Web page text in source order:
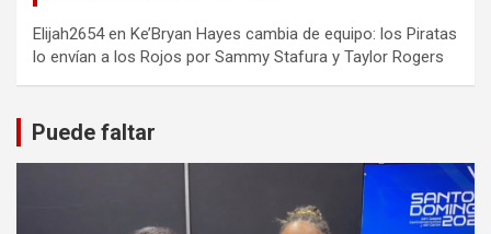
Elijah2654en Ke’Bryan Hayes cambia de equipo: los Piratas
lo envían a los Rojos por Sammy Stafura y Taylor Rogers
Puede faltar